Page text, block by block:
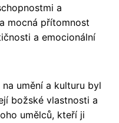
a
mocná přítomnost
a emocionální
umění a kulturu byl
božské vlastnosti a
umělců, kteří ji